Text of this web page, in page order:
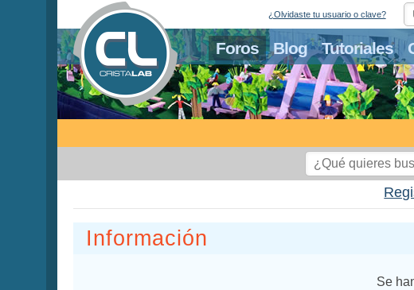
Foros Blog Tutoriales
¿Olvidaste tu usuario o clave?
Información
Se